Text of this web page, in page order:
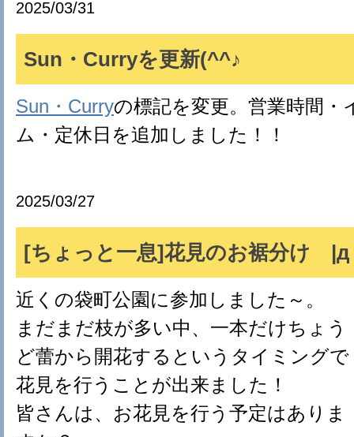
2025/03/31
Sun・Curryを更新(^^♪
Sun・Curryの標記を変更。営業時間・
ム・定休日を追加しました！！
2025/03/27
[ちょっと一息]花見のお裾分け |д
近くの袋町公園に参加しました～。
まだまだ枝が多い中、一本だけちょう
ど蕾から開花するというタイミングで
花見を行うことが出来ました！
皆さんは、お花見を行う予定はありま